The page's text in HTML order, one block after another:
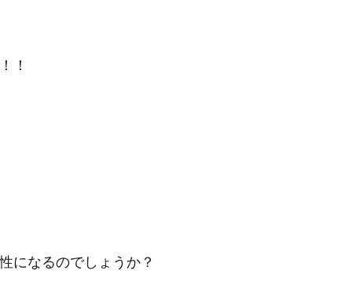
！
になるのでしょうか？